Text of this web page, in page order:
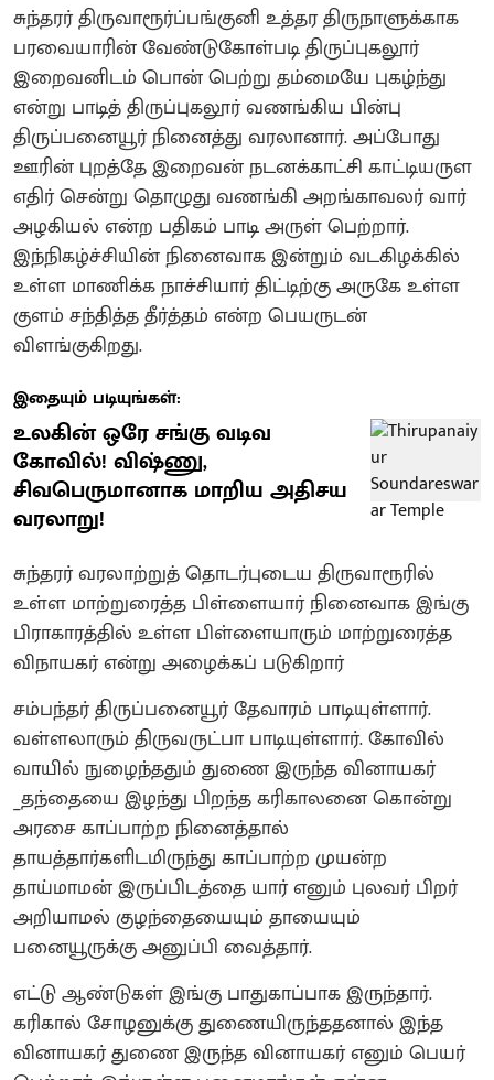
சுந்தரர் திருவாரூர்ப்பங்குனி உத்தர திருநாளுக்காக
பரவையாரின் வேண்டுகோள்படி திருப்புகலூர்
இறைவனிடம் பொன் பெற்று தம்மையே புகழ்ந்து
என்று பாடித் திருப்புகலூர் வணங்கிய பின்பு
திருப்பனையூர் நினைத்து வரலானார். அப்போது
ஊரின் புறத்தே இறைவன் நடனக்காட்சி காட்டியருள
எதிர் சென்று தொழுது வணங்கி அறங்காவலர் வார்
அழகியல் என்ற பதிகம் பாடி அருள் பெற்றார்.‌
இந்நிகழ்ச்சியின் நினைவாக இன்றும் வடகிழக்கில்
உள்ள மாணிக்க நாச்சியார் திட்டிற்கு அருகே உள்ள
குளம் சந்தித்த தீர்த்தம் என்ற பெயருடன்
விளங்குகிறது.
இதையும் படியுங்கள்:
உலகின் ஒரே சங்கு வடிவ
கோவில்! விஷ்ணு,
சிவபெருமானாக மாறிய அதிசய
வரலாறு!
சுந்தரர் வரலாற்றுத் தொடர்புடைய திருவாரூரில்
உள்ள மாற்றுரைத்த பிள்ளையார் நினைவாக இங்கு
பிராகாரத்தில் உள்ள பிள்ளையாரும் மாற்றுரைத்த
விநாயகர் என்று அழைக்கப் படுகிறார்
சம்பந்தர் திருப்பனையூர் தேவாரம் பாடியுள்ளார்.
வள்ளலாரும் திருவருட்பா பாடியுள்ளார். கோவில்
வாயில் நுழைந்ததும் துணை இருந்த வினாயகர்
_தந்தையை இழந்து பிறந்த கரிகாலனை கொன்று
அரசை காப்பாற்ற நினைத்தால்
தாயத்தார்களிடமிருந்து காப்பாற்ற முயன்ற
தாய்மாமன் இருப்பிடத்தை யார் எனும் புலவர் பிறர்
அறியாமல் குழந்தையையும் தாயையும்
பனையூருக்கு அனுப்பி வைத்தார்.
எட்டு ஆண்டுகள் இங்கு பாதுகாப்பாக இருந்தார்.
கரிகால் சோழனுக்கு துணையிருந்ததனால் இந்த
வினாயகர் துணை இருந்த வினாயகர் எனும் பெயர்